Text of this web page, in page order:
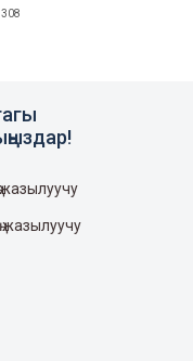
308
жазылуучу
жазылуучу